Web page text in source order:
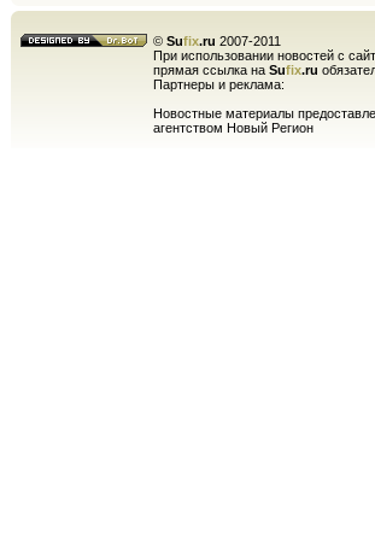
© Sufix.ru 2007-2011
При использовании новостей с
прямая ссылка на Sufix.ru
Партнеры и реклама:
Новостные материалы
агентством Новый Регион